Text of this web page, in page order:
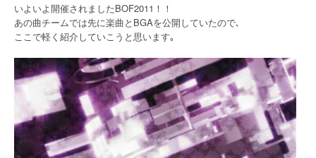
いよいよ開催されましたBOF2011！！
あの曲チームでは先に楽曲とBGAを公開していたので､
ここで軽く紹介していこうと思います｡